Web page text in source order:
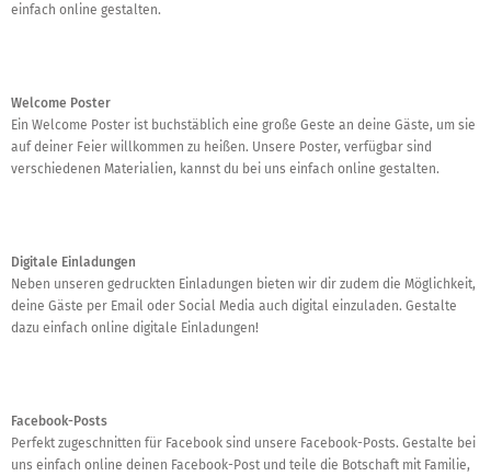
einfach online gestalten.
Welcome Poster
Ein Welcome Poster ist buchstäblich eine große Geste an deine Gäste, um sie
auf deiner Feier willkommen zu heißen. Unsere Poster, verfügbar sind
verschiedenen Materialien, kannst du bei uns einfach online gestalten.
Digitale Einladungen
Neben unseren gedruckten Einladungen bieten wir dir zudem die Möglichkeit,
deine Gäste per Email oder Social Media auch digital einzuladen. Gestalte
dazu einfach online digitale Einladungen!
Facebook-Posts
Perfekt zugeschnitten für Facebook sind unsere Facebook-Posts. Gestalte bei
uns einfach online deinen Facebook-Post und teile die Botschaft mit Familie,